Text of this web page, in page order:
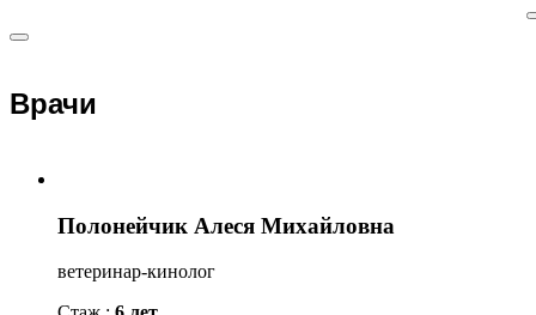
Врачи
Полонейчик Алеся Михайловна
ветеринар-кинолог